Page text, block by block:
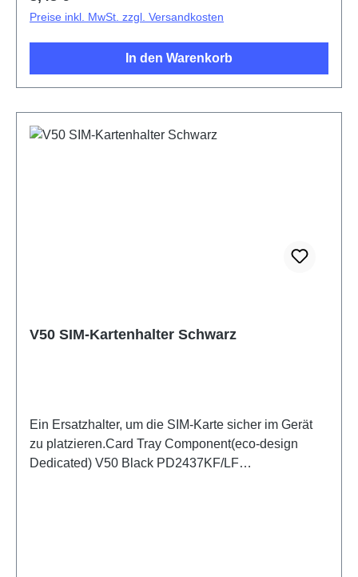
Preise inkl. MwSt. zzgl. Versandkosten
In den Warenkorb
V50 SIM-Kartenhalter Schwarz
Ein Ersatzhalter, um die SIM-Karte sicher im Gerät
zu platzieren.Card Tray Component(eco-design
Dedicated) V50 Black PD2437KF/LF